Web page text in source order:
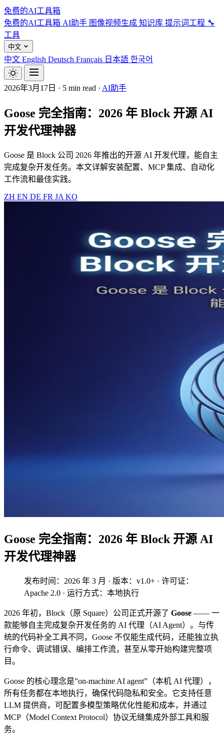
免费的AI工具箱
免费的AI工具箱 AI助手 图像视频生成 知识库 提示词工程 🔧
工具
中文
中文 English Deutsch Français 日本語 한국어
2026年3月17日 · 5 min read · AI助手
Goose 完全指南：2026 年 Block 开源 AI
开发代理神器
Goose 是 Block 公司 2026 年推出的开源 AI 开发代理，能自主
完成复杂开发任务。本文详解安装配置、MCP 集成、自动化
工作流和最佳实践。
ZH EN DE FR JA KO
Goose 完全指南：2026 年 Block 开源 AI
开发代理神器
发布时间：2026 年 3 月 · 版本：v1.0+ · 许可证：
Apache 2.0 · 运行方式：本地执行
2026 年初，Block（原 Square）公司正式开源了 Goose —— 一
款能够自主完成复杂开发任务的 AI 代理（AI Agent）。与传
统的代码补全工具不同，Goose 不仅能生成代码，还能独立执
行命令、调试错误、编排工作流，甚至从零开始构建完整项
目。
Goose 的核心理念是”on-machine AI agent”（本机 AI 代理），
所有任务都在本地执行，确保代码隐私和安全。它支持任意
LLM 提供商，可配置多模型策略优化性能和成本，并通过
MCP（Model Context Protocol）协议无缝集成外部工具和服
务。